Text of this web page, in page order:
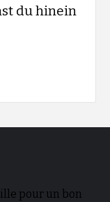
du hinein
pour un bon